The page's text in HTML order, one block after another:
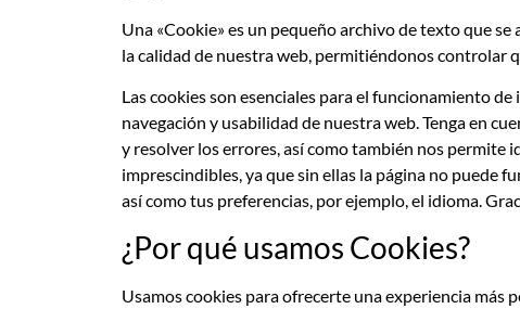
Una «Cookie» es un pequeño archivo de texto que
la calidad de nuestra web, permitiéndonos controlar
Las cookies son esenciales para el funcionamiento
navegación y usabilidad de nuestra web. Tenga en
y resolver los errores, así como también nos permite
imprescindibles, ya que sin ellas la página no puede
así como tus preferencias, por ejemplo, el idioma.
¿Por qué usamos Cookies?
Usamos cookies para ofrecerte una experiencia más